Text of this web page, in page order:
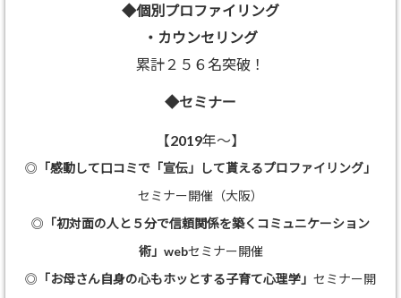
◆個別プロファイリング
・カウンセリング
累計２５６名突破！
◆セミナー
【2019年～】
◎ 「感動して口コミで「宣伝」して貰えるプロファイリング」
セミナー開催（大阪）
◎ 「初対面の人と５分で信頼関係を築くコミュニケーション
術」 webセミナー開催
◎ 「お母さん自身の心もホッとする子育て心理学」 セミナー開